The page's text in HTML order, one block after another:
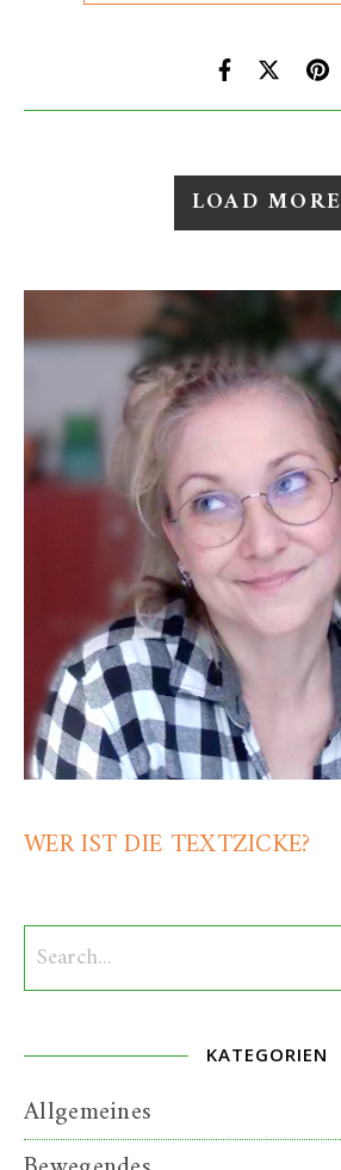
LOAD MORE
WER IST DIE TEXTZICKE?
KATEGORIEN
Allgemeines